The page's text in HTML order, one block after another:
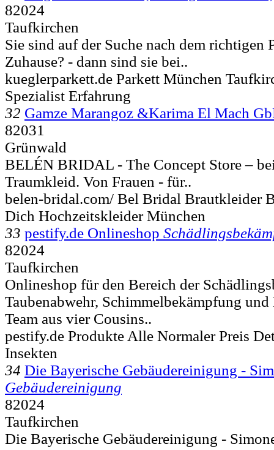
82024
Taufkirchen
Sie sind auf der Suche nach dem richtigen
Zuhause? - dann sind sie bei..
kueglerparkett.de Parkett München
Spezialist Erfahrung
32 Gamze Marangoz &Karima El Mach
82031
Grünwald
BELÉN BRIDAL - The Concept Store –
Traumkleid. Von Frauen - für..
belen-bridal.com/ Bel Bridal Brautkleider
Dich Hochzeitskleider München
33 pestify.de Onlineshop
82024
Taufkirchen
Onlineshop für den Bereich der
Taubenabwehr, Schimmelbekämpfung
Team aus vier Cousins..
pestify.de Produkte Alle Normaler Preis
Insekten
34 Die Bayerische Gebäudereinigung -
Gebäudereinigung
82024
Taufkirchen
Die Bayerische Gebäudereinigung -